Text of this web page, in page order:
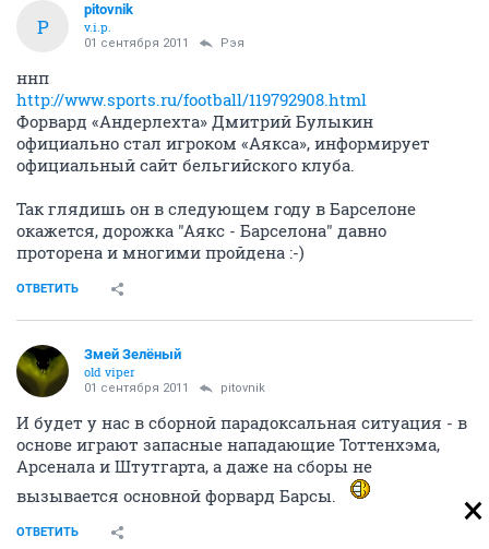
P
pitovnik
v.i.p.
01 сентября 2011 Рэя
ннп
http://www.sports.ru/football/119792908.html
Форвард «Андерлехта» Дмитрий Булыкин
официально стал игроком «Аякса», информирует
официальный сайт бельгийского клуба.
Так глядишь он в следующем году в Барселоне
окажется, дорожка "Аякс - Барселона" давно
проторена и многими пройдена :-)
ОТВЕТИТЬ
Змей Зелёный
old viper
01 сентября 2011 pitovnik
И будет у нас в сборной парадоксальная ситуация - в
основе играют запасные нападающие Тоттенхэма,
Арсенала и Штутгарта, а даже на сборы не
вызывается основной форвард Барсы.
ОТВЕТИТЬ